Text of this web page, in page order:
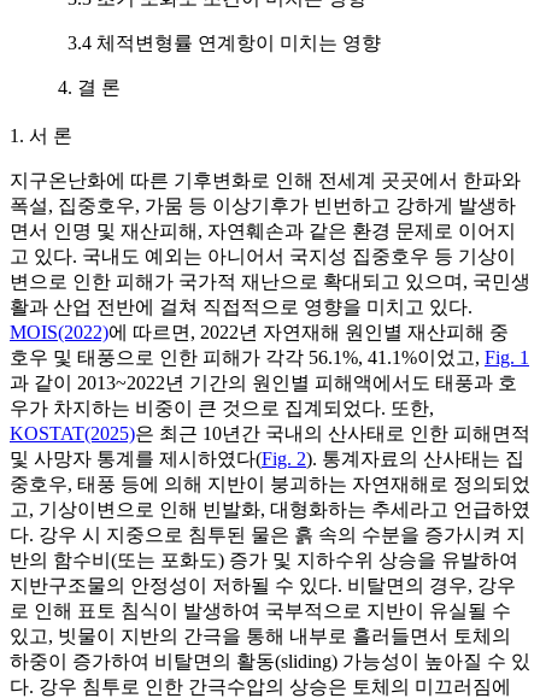
3.4 체적변형률 연계항이 미치는 영향
4. 결 론
1. 서 론
지구온난화에 따른 기후변화로 인해 전세계 곳곳에서 한파와
폭설, 집중호우, 가뭄 등 이상기후가 빈번하고 강하게 발생하
면서 인명 및 재산피해, 자연훼손과 같은 환경 문제로 이어지
고 있다. 국내도 예외는 아니어서 국지성 집중호우 등 기상이
변으로 인한 피해가 국가적 재난으로 확대되고 있으며, 국민생
활과 산업 전반에 걸쳐 직접적으로 영향을 미치고 있다.
MOIS(2022)에 따르면, 2022년 자연재해 원인별 재산피해 중
호우 및 태풍으로 인한 피해가 각각 56.1%, 41.1%이었고, Fig. 1
과 같이 2013~2022년 기간의 원인별 피해액에서도 태풍과 호
우가 차지하는 비중이 큰 것으로 집계되었다. 또한,
KOSTAT(2025)은 최근 10년간 국내의 산사태로 인한 피해면적
및 사망자 통계를 제시하였다(Fig. 2). 통계자료의 산사태는 집
중호우, 태풍 등에 의해 지반이 붕괴하는 자연재해로 정의되었
고, 기상이변으로 인해 빈발화, 대형화하는 추세라고 언급하였
다. 강우 시 지중으로 침투된 물은 흙 속의 수분을 증가시켜 지
반의 함수비(또는 포화도) 증가 및 지하수위 상승을 유발하여
지반구조물의 안정성이 저하될 수 있다. 비탈면의 경우, 강우
로 인해 표토 침식이 발생하여 국부적으로 지반이 유실될 수
있고, 빗물이 지반의 간극을 통해 내부로 흘러들면서 토체의
하중이 증가하여 비탈면의 활동(sliding) 가능성이 높아질 수 있
다. 강우 침투로 인한 간극수압의 상승은 토체의 미끄러짐에